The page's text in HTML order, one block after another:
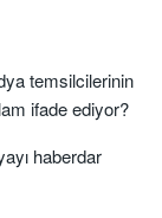
temsilcilerinin
ifade ediyor?
haberdar